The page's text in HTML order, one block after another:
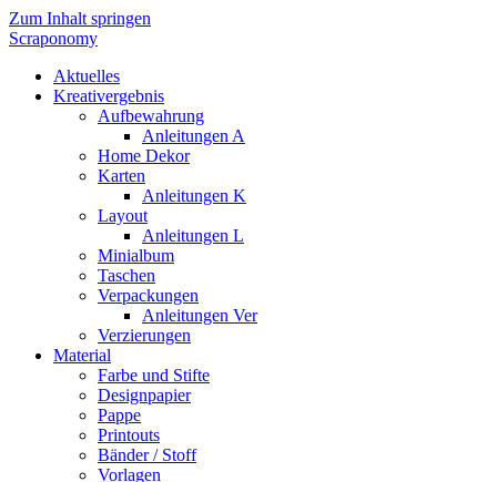
Zum Inhalt springen
Scraponomy
Aktuelles
Kreativergebnis
Aufbewahrung
Anleitungen A
Home Dekor
Karten
Anleitungen K
Layout
Anleitungen L
Minialbum
Taschen
Verpackungen
Anleitungen Ver
Verzierungen
Material
Farbe und Stifte
Designpapier
Pappe
Printouts
Bänder / Stoff
Vorlagen